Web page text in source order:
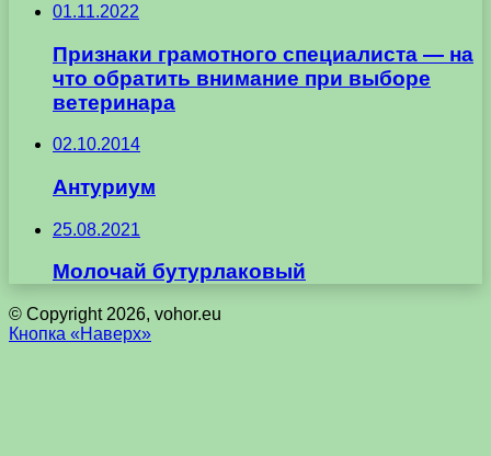
01.11.2022
Признаки грамотного специалиста — на
что обратить внимание при выборе
ветеринара
02.10.2014
Антуриум
25.08.2021
Молочай бутурлаковый
© Copyright 2026, vohor.eu
Кнопка «Наверх»